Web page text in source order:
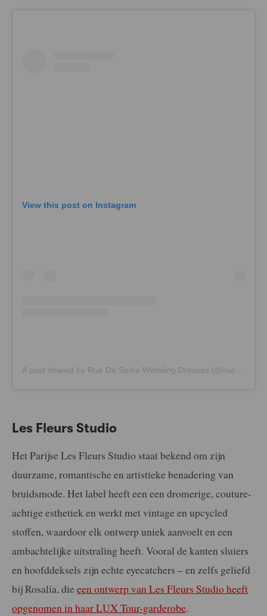
View this post on Instagram
A post shared by Rue De Seine Wedding Dresses (@ruedeseinebridal)
Les Fleurs Studio
Het Parijse Les Fleurs Studio staat bekend om zijn
duurzame, romantische en artistieke benadering van
bruidsmode. Het label heeft een een dromerige, couture-
achtige esthetiek en werkt met vintage en upcycled
stoffen, waardoor elk ontwerp uniek aanvoelt en een
ambachtelijke uitstraling heeft. Vooral de kanten sluiers
en hoofddeksels zijn echte eyecatchers – en zelfs geliefd
bij Rosalía, die een ontwerp van Les Fleurs Studio heeft
opgenomen in haar LUX Tour-garderobe.